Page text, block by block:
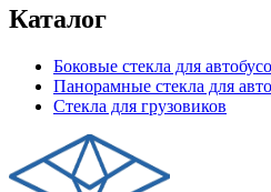
Каталог
Боковые стекла для
Панорамные стекла для
Стекла для грузовиков